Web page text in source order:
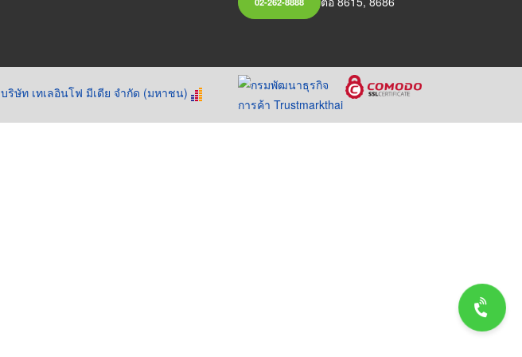
บริษัท เทเลอินโฟ มีเดีย จำกัด (มหาชน)